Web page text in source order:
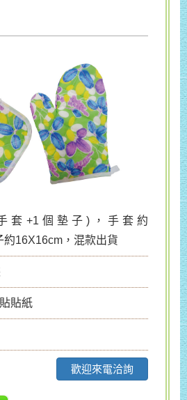
套+1個墊子)，手套約
約16X16cm，混款出貨
貼紙
歡迎來電洽詢